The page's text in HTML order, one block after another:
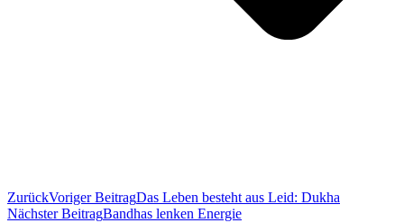
ZurückVoriger BeitragDas Leben besteht aus Leid: Dukha
Nächster BeitragBandhas lenken Energie